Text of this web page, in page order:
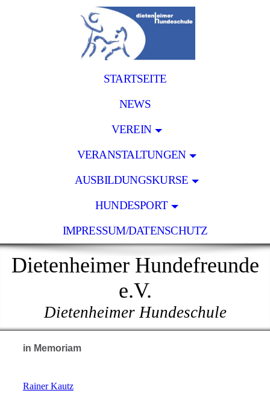
STARTSEITE
NEWS
VEREIN
VERANSTALTUNGEN
AUSBILDUNGSKURSE
HUNDESPORT
IMPRESSUM/DATENSCHUTZ
Dietenheimer Hundefreunde
e.V.
Dietenheimer Hundeschule
in Memoriam
Rainer Kautz